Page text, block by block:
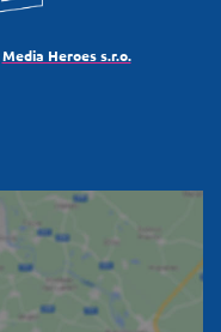
Media Heroes s.r.o.